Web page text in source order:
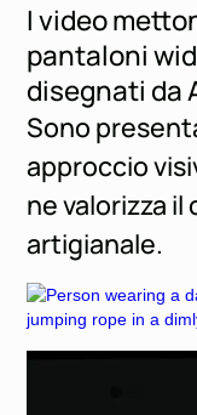
I video
pantaloni
disegnati da
Sono
approccio
ne valorizza
artigianale.